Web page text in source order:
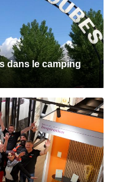
dans le camping